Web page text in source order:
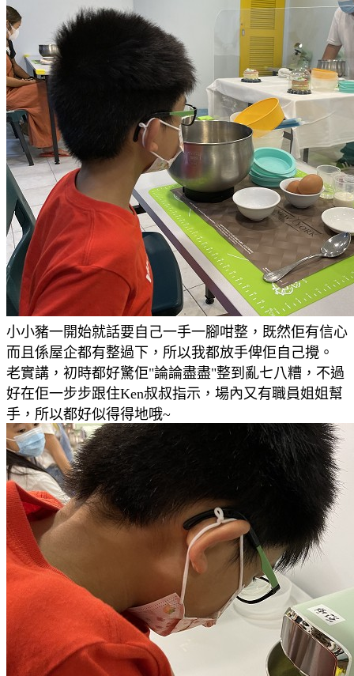
小小豬一開始就話要自己一手一腳咁整，既然佢有信心
而且係屋企都有整過下，所以我都放手俾佢自己攪。
老實講，初時都好驚佢"論論盡盡"整到亂七八糟，不過
好在佢一步步跟住Ken叔叔指示，場內又有職員姐姐幫
手，所以都好似得得地哦~